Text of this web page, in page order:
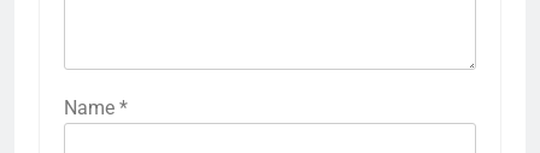
Name *